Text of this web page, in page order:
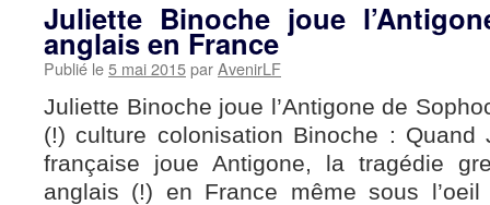
Juliette Binoche joue
anglais en France
Publié le5 mai 2015parAvenirLF
Juliette Binoche joue l’Antigone de
(!) culture colonisation Binoche : Quand
française joue Antigone, la tragédie
anglais (!) en France même sous